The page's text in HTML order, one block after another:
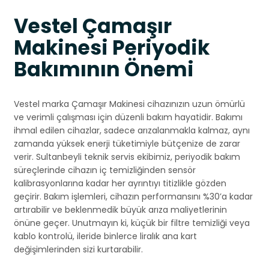
Vestel Çamaşır
Makinesi Periyodik
Bakımının Önemi
Vestel marka Çamaşır Makinesi cihazınızın uzun ömürlü
ve verimli çalışması için düzenli bakım hayatidir. Bakımı
ihmal edilen cihazlar, sadece arızalanmakla kalmaz, aynı
zamanda yüksek enerji tüketimiyle bütçenize de zarar
verir. Sultanbeyli teknik servis ekibimiz, periyodik bakım
süreçlerinde cihazın iç temizliğinden sensör
kalibrasyonlarına kadar her ayrıntıyı titizlikle gözden
geçirir. Bakım işlemleri, cihazın performansını %30’a kadar
artırabilir ve beklenmedik büyük arıza maliyetlerinin
önüne geçer. Unutmayın ki, küçük bir filtre temizliği veya
kablo kontrolü, ileride binlerce liralık ana kart
değişimlerinden sizi kurtarabilir.